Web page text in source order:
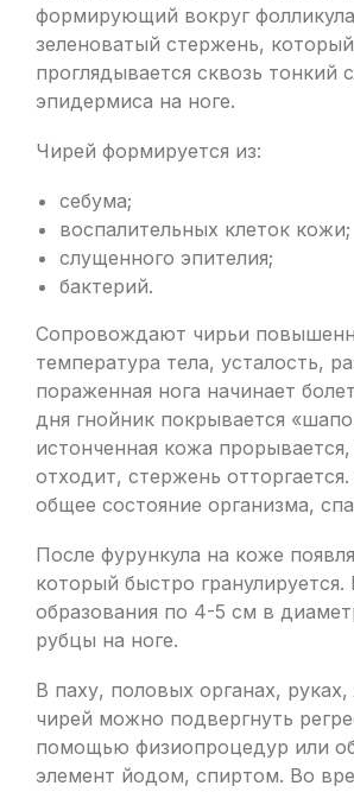
формирующий вокруг
зеленоватый стержень, который
проглядывается сквозь тонкий
эпидермиса на ноге.
Чирей формируется из:
себума;
воспалительных клеток кожи;
слущенного эпителия;
бактерий.
Сопровождают чирьи
температура тела, усталость,
пораженная нога начинает
дня гнойник покрывается
истонченная кожа
отходит, стержень
общее состояние организма,
После фурункула на коже
который быстро
образования по 4-5 см в
рубцы на ноге.
В паху, половых органах, руках,
чирей можно подвергнуть
помощью физиопроцедур или
элемент йодом, спиртом. Во